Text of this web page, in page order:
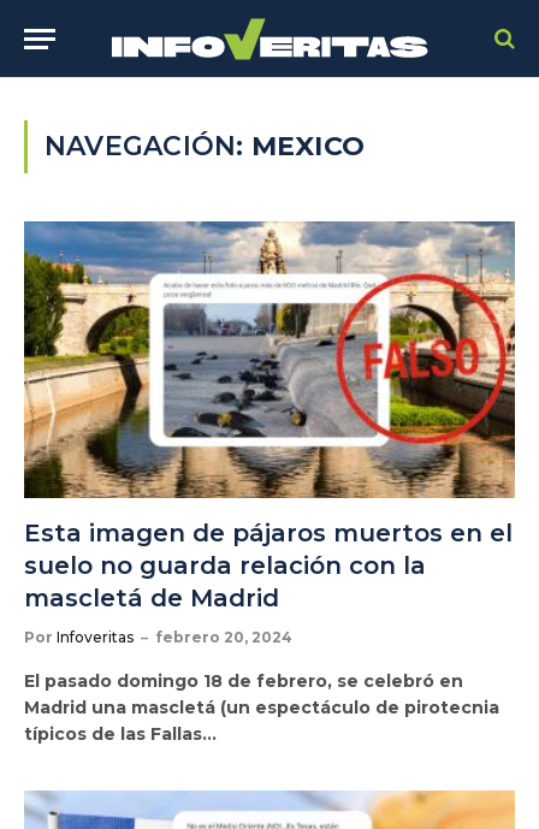
NAVEGACIÓN: MEXICO
Esta imagen de pájaros muertos en el
suelo no guarda relación con la
mascletá de Madrid
Por Infoveritas febrero 20, 2024
El pasado domingo 18 de febrero, se celebró en
Madrid una mascletá (un espectáculo de pirotecnia
típicos de las Fallas…